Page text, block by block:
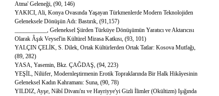
Atma' Geleneği, (90, 146)
YAKICI, Ali, Konya Ovasında Yaşayan Türkmenlerde Modern Teknolojiden
Geleneksele Dönüşün Adı: Bastırık, (91,157)
___________, Geleneksel Şiirden Türküye Dönüşümün Yaratıcı ve Aktarıcısı
Olarak Âşık Veysel'in Kültürel Mirasa Katkısı, (93, 101)
YALÇIN ÇELİK, S. Dilek, Ortak Kültürlerden Ortak Tatlar: Kosova Mutfağı,
(89, 282)
YASA, Yasemin, Bkz. ÇAĞDAŞ, (94, 223)
YEŞİL, Nilüfer, Modernleştirmenin Erotik Topraklarında Bir Halk Hikâyesinin
Geleneksel Kadın Kahramanı: Suna, (90, 78)
YILDIZ, Ayşe, Nâbî Divanı'nı ve Hayriyye'yi Gizli İlimler (Okültizm) Işığında